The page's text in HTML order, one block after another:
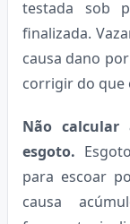
testada sob
finalizada.
causa dano
corrigir do que
Não calcular
esgoto.
para escoar
causa